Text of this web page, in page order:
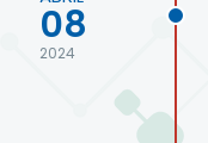
08
2024